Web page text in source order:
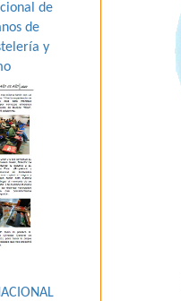
de
de
y